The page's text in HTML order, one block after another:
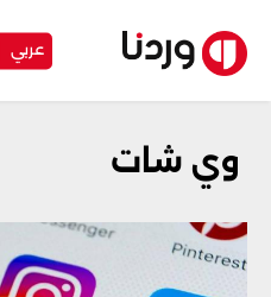
عربي
وي شات